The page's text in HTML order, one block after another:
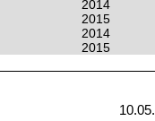
2014
2015
2014
2015